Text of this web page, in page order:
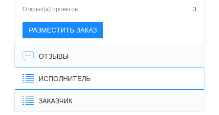
Открыл(а) проектов:
3
РАЗМЕСТИТЬ ЗАКАЗ
ОТЗЫВЫ
ИСПОЛНИТЕЛЬ
ЗАКАЗЧИК